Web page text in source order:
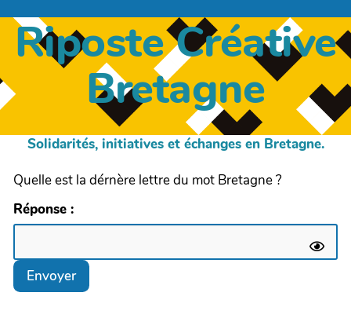
Riposte Créative
Bretagne
Solidarités, initiatives et échanges en Bretagne.
Quelle est la dérnère lettre du mot Bretagne ?
Réponse :
Envoyer